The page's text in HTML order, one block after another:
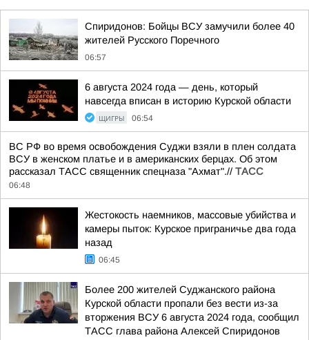
Спиридонов: Бойцы ВСУ замучили более 40
жителей Русского Поречного
06:57
6 августа 2024 года — день, который
навсегда вписан в историю Курской области
ЩИГРЫ 06:54
ВС РФ во время освобождения Суджи взяли в плен солдата
ВСУ в женском платье и в американских берцах. Об этом
рассказал ТАСС священник спецназа "Ахмат".// ТАСС
06:48
Жестокость наемников, массовые убийства и
камеры пыток: Курское приграничье два года
назад
06:45
Более 200 жителей Суджанского района
Курской области пропали без вести из-за
вторжения ВСУ 6 августа 2024 года, сообщил
ТАСС глава района Алексей Спиридонов